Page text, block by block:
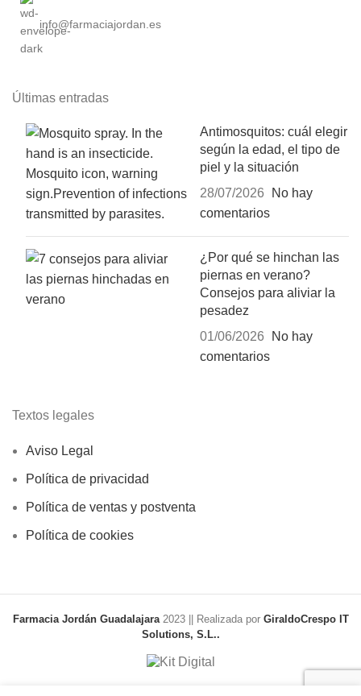
info@farmaciajordan.es
Últimas entradas
Antimosquitos: cuál elegir
según la edad, el tipo de
piel y la situación
28/07/2026
No hay
comentarios
¿Por qué se hinchan las
piernas en verano?
Consejos para aliviar la
pesadez
01/06/2026
No hay
comentarios
Textos legales
Aviso Legal
Política de privacidad
Política de ventas y postventa
Política de cookies
Farmacia Jordán Guadalajara 2023 || Realizada por GiraldoCrespo IT
Solutions, S.L..